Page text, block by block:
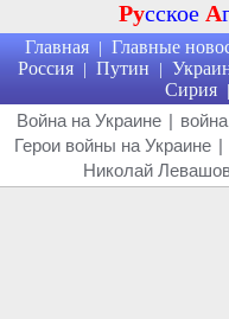
Русское А
Главная | Главные
Россия | Путин |
Сирия |
Война на Украине |
Герои войны на Украине |
Николай